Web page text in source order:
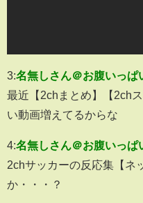
3:名無しさん＠お腹いっぱ
最近【2chまとめ】【2ch
い動画増えてるからな
4:名無しさん＠お腹いっぱ
2chサッカーの反応集【ネ
か・・・？